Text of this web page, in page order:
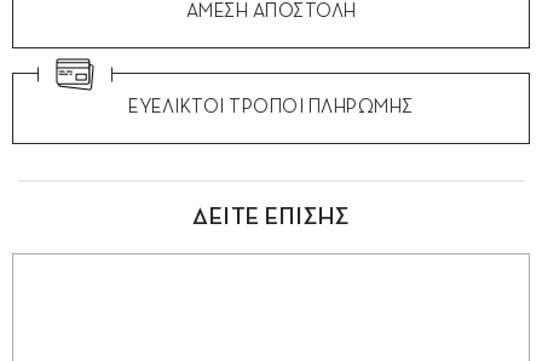
ΑΜΕΣΗ ΑΠΟΣΤΟΛΗ
ΕΥΕΛΙΚΤΟΙ ΤΡΟΠΟΙ ΠΛΗΡΩΜΗΣ
ΔΕΙΤΕ ΕΠΙΣΗΣ